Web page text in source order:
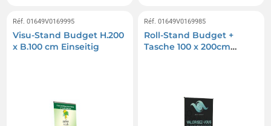
Réf. 01649V0169995
Visu-Stand Budget H.200
x B.100 cm Einseitig
Réf. 01649V0169985
Roll-Stand Budget +
Tasche 100 x 200cm